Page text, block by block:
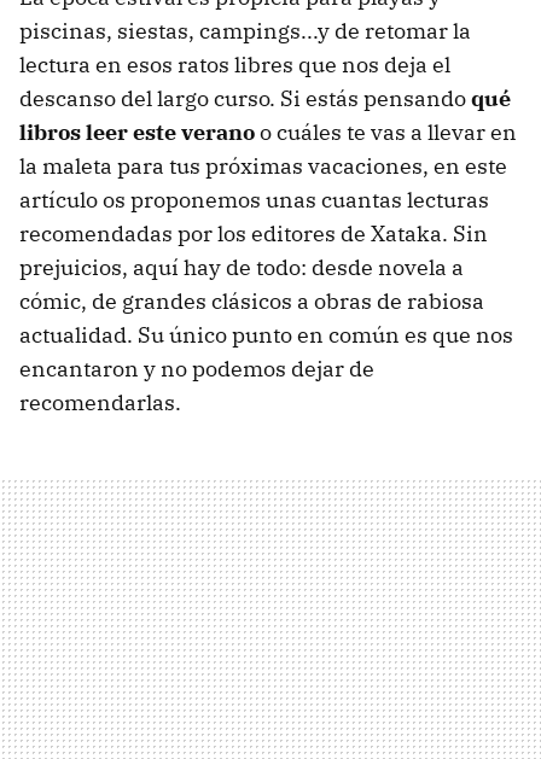
piscinas, siestas, campings...y de retomar la
lectura en esos ratos libres que nos deja el
descanso del largo curso. Si estás pensandoqué
libros leer este veranoo cuáles te vas a llevar en
la maleta para tus próximas vacaciones, en este
artículo os proponemos unas cuantas lecturas
recomendadas por los editores de Xataka. Sin
prejuicios, aquí hay de todo: desde novela a
cómic, de grandes clásicos a obras de rabiosa
actualidad. Su único punto en común es que nos
encantaron y no podemos dejar de
recomendarlas.